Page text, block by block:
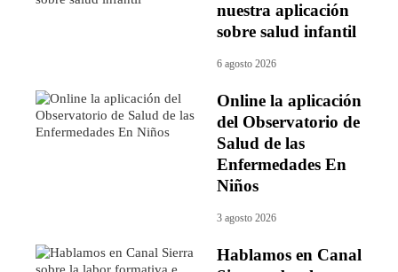
nuestra aplicación
sobre salud infantil
6 agosto 2026
Online la aplicación
del Observatorio de
Salud de las
Enfermedades En
Niños
3 agosto 2026
Hablamos en Canal